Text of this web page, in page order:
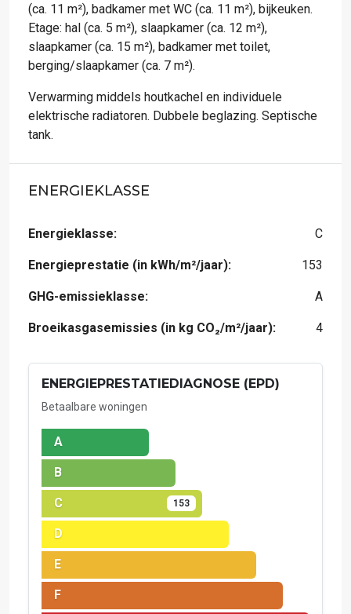
(ca. 11 m²), badkamer met WC (ca. 11 m²), bijkeuken.
Etage: hal (ca. 5 m²), slaapkamer (ca. 12 m²),
slaapkamer (ca. 15 m²), badkamer met toilet,
berging/slaapkamer (ca. 7 m²).
Verwarming middels houtkachel en individuele
elektrische radiatoren. Dubbele beglazing. Septische
tank.
ENERGIEKLASSE
Energieklasse: C
Energieprestatie (in kWh/m²/jaar): 153
GHG-emissieklasse: A
Broeikasgasemissies (in kg CO₂/m²/jaar): 4
ENERGIEPRESTATIEDIAGNOSE (EPD)
Betaalbare woningen
A
B
C 153
D
E
F